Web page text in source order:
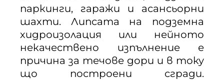
паркинги, гаражи и асансьорни
шахти. Липсата на подземна
хидроизолация или нейното
некачествено изпълнение е
причина за течове дори и в току
що построени сгради.